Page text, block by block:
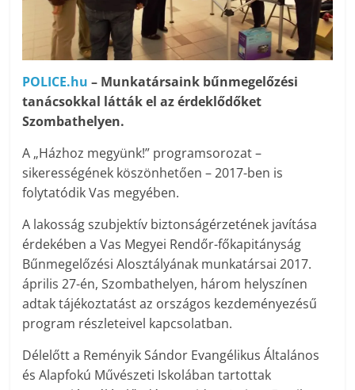
POLICE.hu – Munkatársaink bűnmegelőzési
tanácsokkal látták el az érdeklődőket
Szombathelyen.
A „Házhoz megyünk!” programsorozat –
sikerességének köszönhetően – 2017-ben is
folytatódik Vas megyében.
A lakosság szubjektív biztonságérzetének javítása
érdekében a Vas Megyei Rendőr-főkapitányság
Bűnmegelőzési Alosztályának munkatársai 2017.
április 27-én, Szombathelyen, három helyszínen
adtak tájékoztatást az országos kezdeményezésű
program részleteivel kapcsolatban.
Délelőtt a Reményik Sándor Evangélikus Általános
és Alapfokú Művészeti Iskolában tartottak